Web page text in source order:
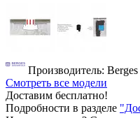
Производитель: Berges
Смотреть все модели
Доставим бесплатно!
Подробности в разделе